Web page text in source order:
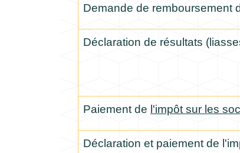
Demande de remboursement
Déclaration de résultats
Paiement de l'impôt sur les
Déclaration et paiement de